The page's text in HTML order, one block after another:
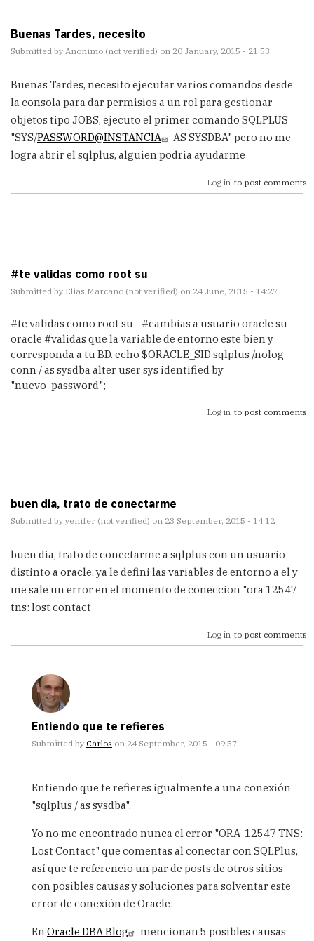
Buenas Tardes, necesito
Submitted by Anonimo (not verified) on 20 January, 2015 - 21:53
Buenas Tardes, necesito ejecutar varios comandos desde
la consola para dar permisios a un rol para gestionar
objetos tipo JOBS, ejecuto el primer comando SQLPLUS
"SYS/PASSWORD@INSTANCIA
AS SYSDBA" pero no me
logra abrir el sqlplus, alguien podria ayudarme
Log in to post comments
#te validas como root su
Submitted by Elias Marcano (not verified) on 24 June, 2015 - 14:27
#te validas como root su - #cambias a usuario oracle su -
oracle #validas que la variable de entorno este bien y
corresponda a tu BD. echo $ORACLE_SID sqlplus /nolog
conn / as sysdba alter user sys identified by
"nuevo_password";
Log in to post comments
buen dia, trato de conectarme
Submitted by yenifer (not verified) on 23 September, 2015 - 14:12
buen dia, trato de conectarme a sqlplus con un usuario
distinto a oracle, ya le defini las variables de entorno a el y
me sale un error en el momento de coneccion "ora 12547
tns: lost contact
Log in to post comments
Entiendo que te refieres
Submitted by Carlos on 24 September, 2015 - 09:57
reply
buen
trato
de
conectarme
yenifer
(not
Entiendo que te refieres igualmente a una conexión
"sqlplus / as sysdba".
Yo no me encontrado nunca el error "ORA-12547 TNS:
Lost Contact" que comentas al conectar con SQLPlus,
así que te referencio un par de posts de otros sitios
con posibles causas y soluciones para solventar este
error de conexión de Oracle:
En Oracle DBA Blog
mencionan 5 posibles causas